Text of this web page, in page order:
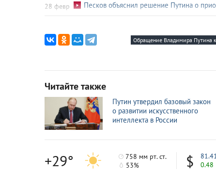
28 февр Песков объяснил решение Путина о
26 февр Будущее начинается сейчас: как
23 февр «Мы находимся только в начале»: решение
23 февр ВЦИОМ: Россияне назвали послание
22 февр Поддержка военных и новых регионов:
Обращение Владимира Путина
Читайте также
Путин утвердил базовый закон
о развитии искусственного
интеллекта в России
+29°
758 мм рт. ст.
53%
0.48